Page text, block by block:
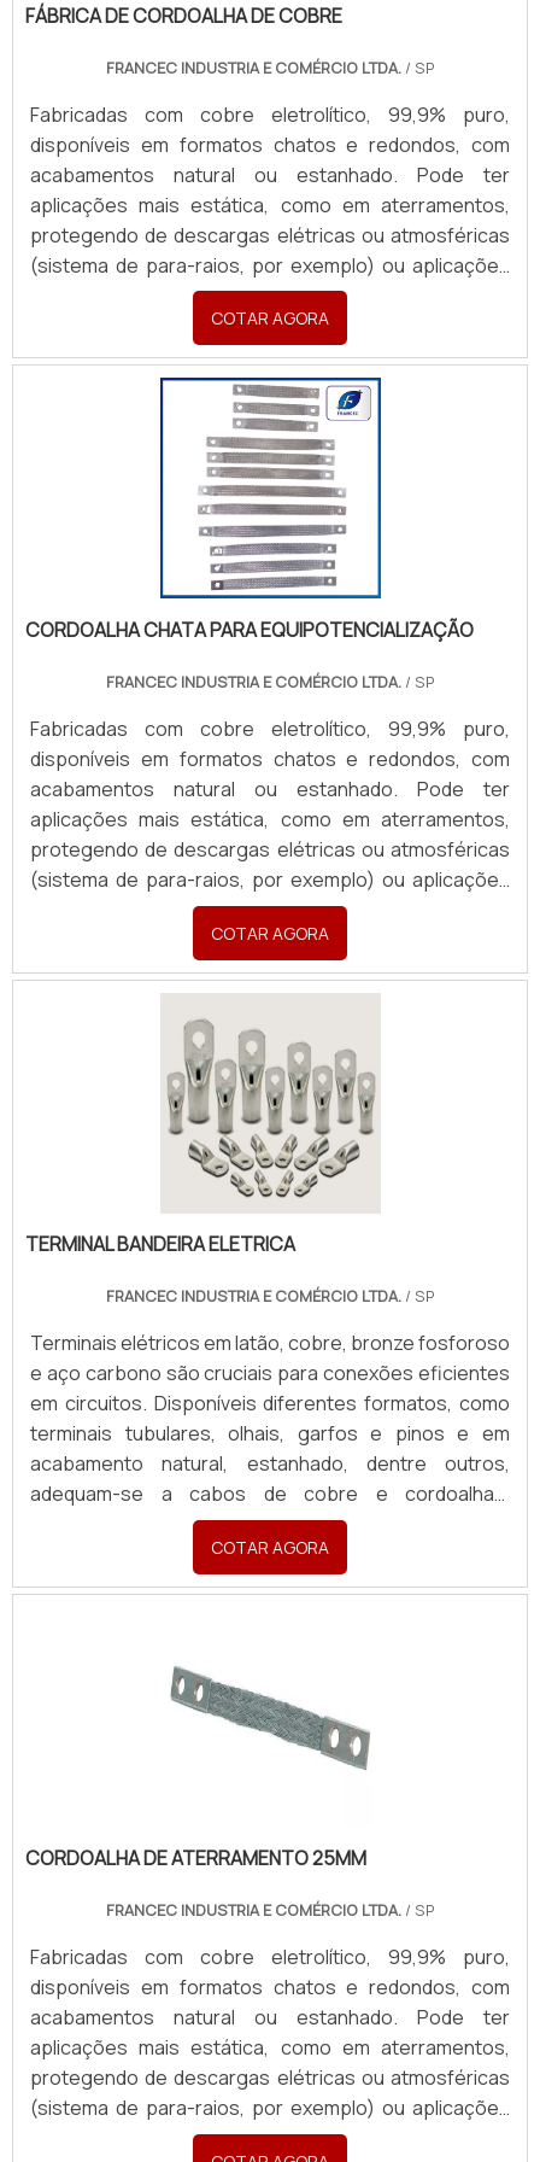
(Revenda ou Consumo).
FÁBRICA DE CORDOALHA DE COBRE
FRANCEC INDUSTRIA E COMÉRCIO LTDA./ SP
Fabricadas com cobre eletrolítico, 99,9% puro,
disponíveis em formatos chatos e redondos, com
acabamentos natural ou estanhado. Pode ter
aplicações mais estática, como em aterramentos,
protegendo de descargas elétricas ou atmosféricas
(sistema de para-raios, por exemplo) ou aplicações
em sistemas dinâmicos, garantindo passagem de
corrente e conexões seguras em painéis,
transformadores e equipamentos industriais móveis.
Produzidas sob medida, com terminais em latão ou
cobre, atendendo todas as necessidades com
rapidez e excelência. Para orçamentos, enviar:
Material (cobre nu ou estanhado), Formato (chata ou
redonda), Aplicação, Desenho/croqui com dimensões
(Largura, Espessura, Comprimento), Padrão de
furação com medidas, Seção Transversal (mm²) e
Corrente necessária (A). Quantidade e finalidade
(Revenda ou Consumo).
COTAR AGORA
CORDOALHA CHATA PARA EQUIPOTENCIALIZAÇÃO
FRANCEC INDUSTRIA E COMÉRCIO LTDA./ SP
Fabricadas com cobre eletrolítico, 99,9% puro,
disponíveis em formatos chatos e redondos, com
acabamentos natural ou estanhado. Pode ter
aplicações mais estática, como em aterramentos,
protegendo de descargas elétricas ou atmosféricas
(sistema de para-raios, por exemplo) ou aplicações
em sistemas dinâmicos, garantindo passagem de
corrente e conexões seguras em painéis,
transformadores e equipamentos industriais móveis.
Produzidas sob medida, com terminais em latão ou
cobre, atendendo todas as necessidades com
rapidez e excelência. Para orçamentos, enviar:
Material (cobre nu ou estanhado), Formato (chata ou
redonda), Aplicação, Desenho/croqui com dimensões
(Largura, Espessura, Comprimento), Padrão de
furação com medidas, Seção Transversal (mm²) e
Corrente necessária (A). Quantidade e finalidade
(Revenda ou Consumo).
COTAR AGORA
TERMINAL BANDEIRA ELETRICA
FRANCEC INDUSTRIA E COMÉRCIO LTDA./ SP
Terminais elétricos em latão, cobre, bronze fosforoso
e aço carbono são cruciais para conexões eficientes
em circuitos. Disponíveis diferentes formatos, como
terminais tubulares, olhais, garfos e pinos e em
acabamento natural, estanhado, dentre outros,
adequam-se a cabos de cobre e cordoalhas,
garantindo condução elétrica segura. Podemos
desenvolver ferramental de estampagem, conforme
desenho da peça. Para orçamentos, enviar:
COTAR AGORA
CORDOALHA DE ATERRAMENTO 25MM
FRANCEC INDUSTRIA E COMÉRCIO LTDA./ SP
Fabricadas com cobre eletrolítico, 99,9% puro,
disponíveis em formatos chatos e redondos, com
acabamentos natural ou estanhado. Pode ter
aplicações mais estática, como em aterramentos,
protegendo de descargas elétricas ou atmosféricas
(sistema de para-raios, por exemplo) ou aplicações
em sistemas dinâmicos, garantindo passagem de